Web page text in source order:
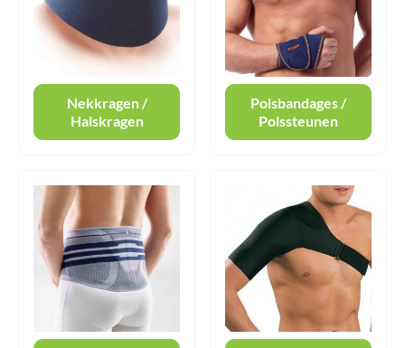
Nekkragen /
Halskragen
Polsbandages /
Polssteunen